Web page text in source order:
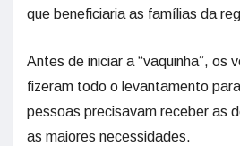
que beneficiaria as famílias da
Antes de iniciar a “vaquinha”, os
fizeram todo o levantamento
pessoas precisavam receber as
as maiores necessidades.